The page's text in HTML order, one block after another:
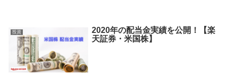
投資
2020年の配当金実績を公開！【楽
天証券・米国株】